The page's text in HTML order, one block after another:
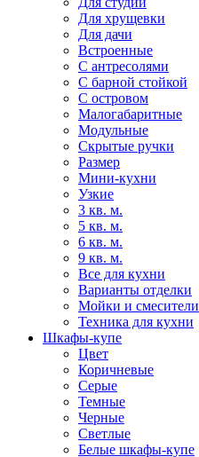
Для хрущевки
Для дачи
Встроенные
С антресолями
С барной стойкой
С островом
Малогабаритные
Модульные
Скрытые ручки
Размер
Мини-кухни
Узкие
3 кв. м.
5 кв. м.
6 кв. м.
9 кв. м.
Все для кухни
Варианты отделки
Мойки и смесители
Техника для кухни
Шкафы-купе
Цвет
Коричневые
Серые
Темные
Черные
Светлые
Белые шкафы-купе